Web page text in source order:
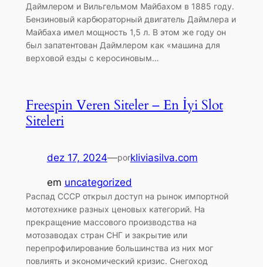
Даймлером и Вильгельмом Майбахом в 1885 году.
Бензиновый карбюраторный двигатель Даймлера и
Майбаха имел мощность 1,5 л. В этом же году он
был запатентован Даймлером как «машина для
верховой езды с керосиновым…
Freespin Veren Siteler – En İyi Slot
Siteleri
dez 17, 2024—porkliviasilva.com
em uncategorized
Распад СССР открыл доступ на рынок импортной
мототехнике разных ценовых категорий. На
прекращение массового производства на
мотозаводах стран СНГ и закрытие или
перепрофилирование большинства из них мог
повлиять и экономический кризис. Снегоход